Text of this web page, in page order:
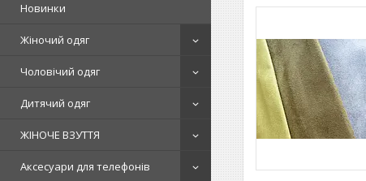
Новинки
Жіночий одяг
Чоловічий одяг
Дитячий одяг
ЖІНОЧЕ ВЗУТТЯ
Аксесуари для телефонів